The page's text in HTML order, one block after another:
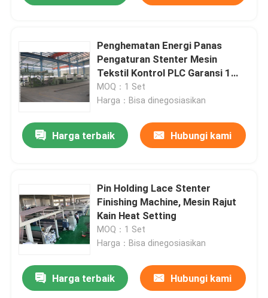
Rumah
Penghematan Energi Panas
Pengaturan Stenter Mesin
Tekstil Kontrol PLC Garansi 1
Tahun
MOQ：1 Set
Harga：Bisa dinegosiasikan
Harga terbaik Hubungi kami
Pin Holding Lace Stenter
Finishing Machine, Mesin Rajut
Kain Heat Setting
MOQ：1 Set
Harga：Bisa dinegosiasikan
Harga terbaik Hubungi kami